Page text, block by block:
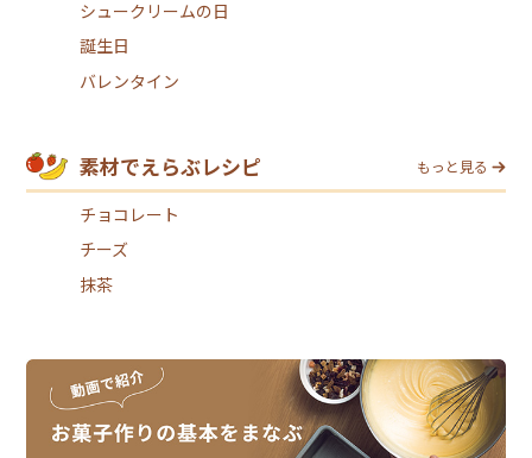
シュークリームの日
誕生日
バレンタイン
素材でえらぶレシピ もっと見る
チョコレート
チーズ
抹茶